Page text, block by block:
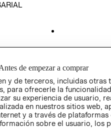
GIFT CARD
AVISO DE
de empezar a comprar
y de terceros, incluidas otras
para ofrecerle la
su experiencia de usuario,
en nuestros sitios web,
y a través de plataformas
sobre el usuario, los